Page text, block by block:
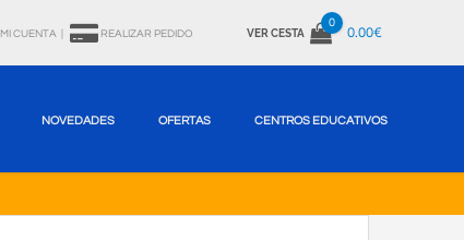
MI CUENTA REALIZAR PEDIDO VER CESTA
0
0.00€
NOVEDADES OFERTAS CENTROS EDUCATIVOS